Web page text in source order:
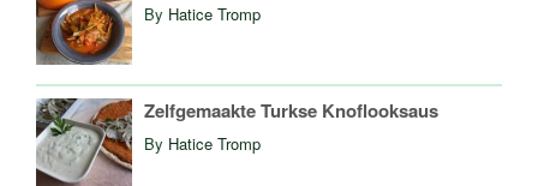
By Hatice Tromp
Zelfgemaakte Turkse Knoflooksaus
By Hatice Tromp